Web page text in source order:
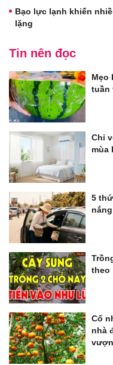
Bạo lực lạnh khiến
lặng
Tin nên đọc
Mẹo
tuần
Chỉ
mùa
5
theo
Cổ
nhà